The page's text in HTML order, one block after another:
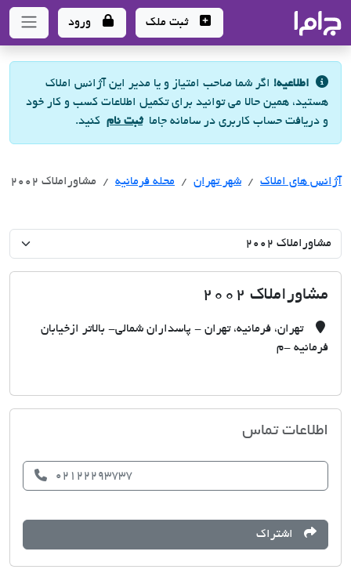
- سامانه جامع املاک و مشاورین املاک
ثبت ملک ورود
اطلاعیه! اگر شما صاحب امتیاز و یا مدیر این آژانس املاک
هستید، همین حالا می توانید برای تکمیل اطلاعات کسب و کار خود
و دریافت حساب کاربری در سامانه جاماثبت نام کنید.
آژانس های املاک آژانس های املاک
شهر تهران آژانس های املاک
محله فرمانیه مشاوراملاک 2002
مشاوراملاک 2002
تهران، فرمانیه، تهران - پاسداران شمالی- بالاتر ازخیابان
فرمانیه -م
اطلاعات تماس
02122293737
اشتراک